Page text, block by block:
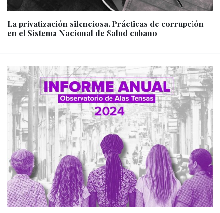
La privatización silenciosa. Prácticas de corrupción
en el Sistema Nacional de Salud cubano